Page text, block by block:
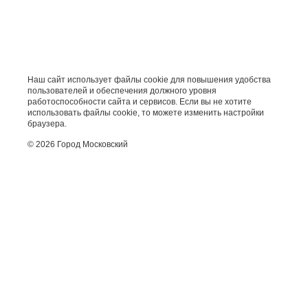
Наш сайт использует файлы cookie для повышения удобства
пользователей и обеспечения должного уровня
работоспособности сайта и сервисов. Если вы не хотите
использовать файлы cookie, то можете изменить настройки
браузера.
© 2026 Город Московский